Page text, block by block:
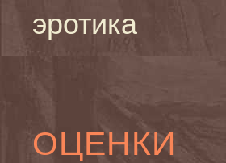
эротика
ОЦЕНКИ